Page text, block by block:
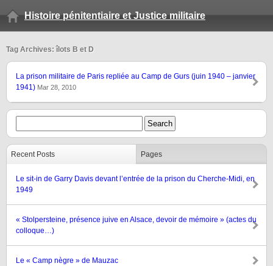
Histoire pénitentiaire et Justice militaire
Tag Archives: îlots B et D
La prison militaire de Paris repliée au Camp de Gurs (juin 1940 – janvier
1941) Mar 28, 2010
Recent Posts Pages
Le sit-in de Garry Davis devant l’entrée de la prison du Cherche-Midi, en
1949
« Stolpersteine, présence juive en Alsace, devoir de mémoire » (actes du
colloque…)
Le « Camp nègre » de Mauzac